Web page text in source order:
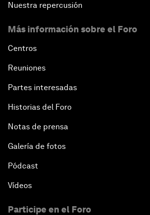
Nuestra repercusión
Más información sobre el Foro
Centros
Reuniones
Partes interesadas
Historias del Foro
Notas de prensa
Galería de fotos
Pódcast
Vídeos
Participe en el Foro